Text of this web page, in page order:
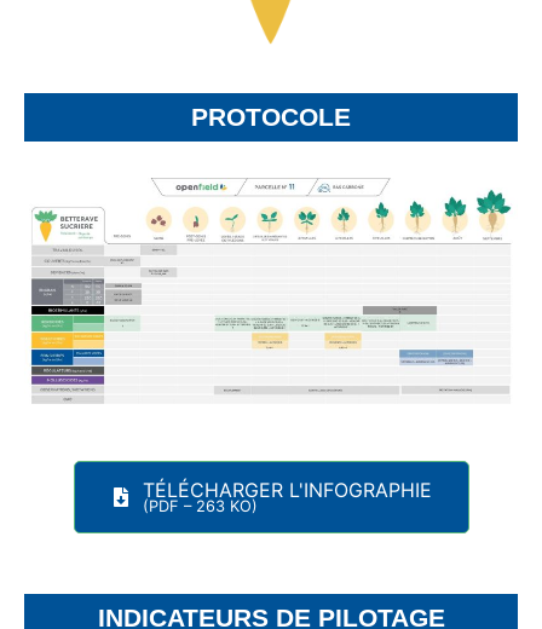
PROTOCOLE
TÉLÉCHARGER L'INFOGRAPHIE
(PDF – 263 KO)
INDICATEURS DE PILOTAGE